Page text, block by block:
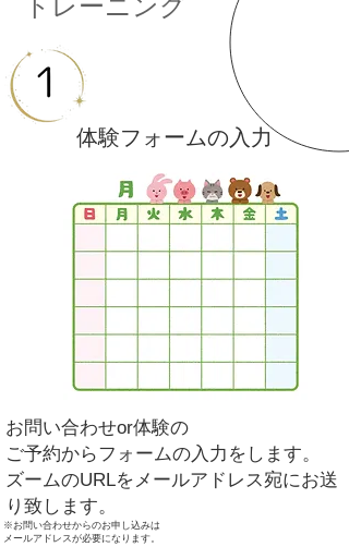
トレーニング
​体験フォームの入力
お問い合わせor体験の
ご予約からフォームの入力をします。
​ズームのURLをメールアドレス宛にお送
り致します。
※お問い合わせからのお申し込みは
メールアドレスが必要になります。​